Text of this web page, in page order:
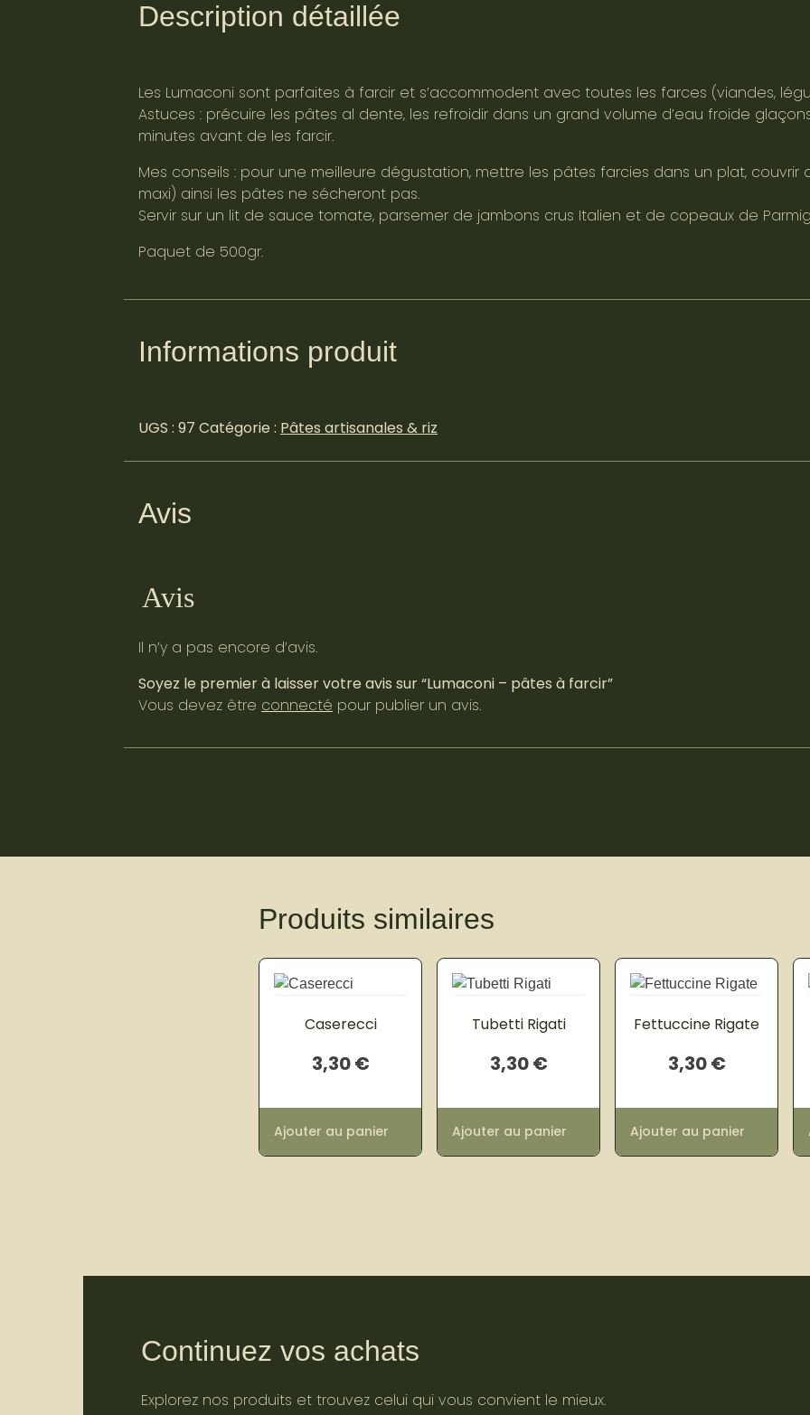
Description détaillée
Les Lumaconi sont parfaites à farcir et s’accommodent avec toutes les farces (viandes,
Astuces : précuire les pâtes al dente, les refroidir dans un grand volume d’eau froide
minutes avant de les farcir.
Mes conseils : pour une meilleure dégustation, mettre les pâtes farcies dans un plat, couvrir
maxi) ainsi les pâtes ne sécheront pas.
Servir sur un lit de sauce tomate, parsemer de jambons crus Italien et de copeaux de
Paquet de 500gr.
Informations produit
UGS : 97 Catégorie : Pâtes artisanales & riz
Avis
Avis
Il n’y a pas encore d’avis.
Soyez le premier à laisser votre avis sur “Lumaconi – pâtes à farcir”
Vous devez être connecté pour publier un avis.
Produits similaires
Caserecci
3,30€
Ajouter au panier
Tubetti Rigati
3,30€
Ajouter au panier
Fettuccine Rigate
3,30€
Ajouter au panier
Continuez vos achats
Explorez nos produits et trouvez celui qui vous convient le mieux.